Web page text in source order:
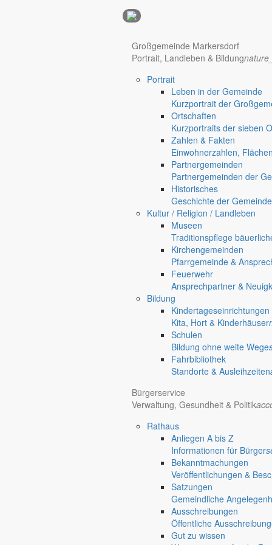
Regional werben auf markersdorf.de! anzeigen@gemeinde-
Großgemeinde Markersdorf
Portrait, Landleben & Bildung
Portrait
Leben in der Gemeinde
Kurzportrait der
Ortschaften
Kurzportraits der sieben
Zahlen & Fakten
Einwohnerzahlen,
Partnergemeinden
Partnergemeinden der
Historisches
Geschichte der
Kultur / Religion / Landleben
Museen
Traditionspflege
Kirchengemeinden
Pfarrgemeinde &
Feuerwehr
Ansprechpartner &
Bildung
Kindertageseinrichtungen
Kita, Hort & Kinderhäuser
Schulen
Bildung ohne weite Wege
Fahrbibliothek
Standorte & Ausleihzeiten
Bürgerservice
Verwaltung, Gesundheit & Politik
Rathaus
Anliegen A bis Z
Informationen für Bürger
Bekanntmachungen
Veröffentlichungen &
Satzungen
Gemeindliche
Ausschreibungen
Öffentliche
Gut zu wissen
Deutsch-Paulsdorf
Jauernick-Buschbach
Bebauungsplan BS 10
Beitragsnavigation
Öffentliche Auslegung des Bebauungsplanes BS 10 “Waldsiedlung am
Der Planungsverband Berzdorfer See hat in seiner Sitzung am
Auslegungsbeschluss sowie den Beschluss über die Änderung des
Flur 6: 15*, 16*, 31/2*, 31/3*, 37, 61*
Das Plangebiet befindet sich am Berzdorfer See, im Süden der
Süden durch die Wasserfläche des Berzdorfer Sees, im Westen
Die Grenze des räumlichen Geltungsbereiches des
Der Entwurf des Bebauungsplanes wird mit Planzeichnung,
in der Stadtverwaltung Görlitz, Amt für Stadtentwicklung, Sachgebiet